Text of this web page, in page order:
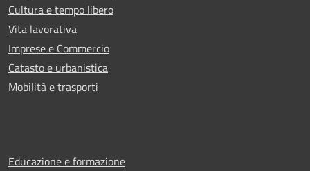
Cultura e tempo libero
Vita lavorativa
Imprese e Commercio
Catasto e urbanistica
Mobilità e trasporti
Educazione e formazione